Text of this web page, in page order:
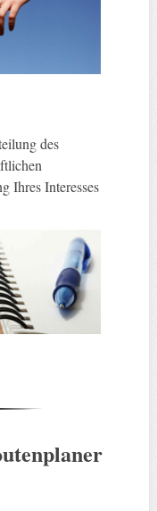
des
Ihres Interesses